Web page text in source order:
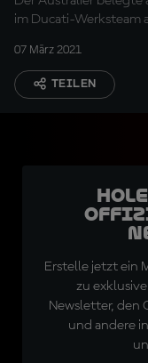
im Ducati-Werksteam
07 März 2021
TEILEN
Erstelle jetzt ein
zu
Newsletter, den
und andere